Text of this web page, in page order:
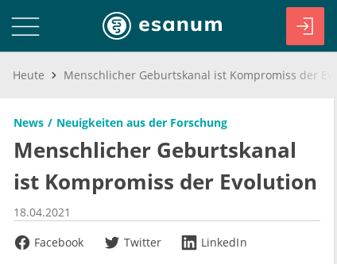
Heute
News Neuigkeiten aus der Forschung
Menschlicher Geburtskanal
ist Kompromiss der Evolution
18.04.2021
Facebook
Twitter LinkedIn